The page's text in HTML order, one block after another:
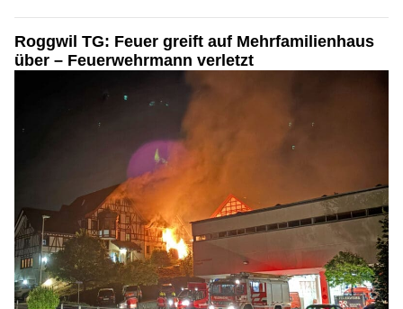
Roggwil TG: Feuer greift auf Mehrfamilienhaus
über – Feuerwehrmann verletzt